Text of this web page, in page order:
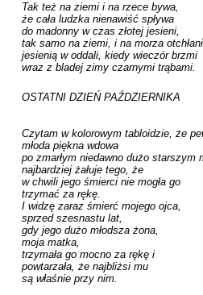
Tak też na ziemi i na rzece bywa,
że cała ludzka nienawiść spływa
do madonny w czas złotej jesieni,
tak samo na ziemi, i na morza
jesienią w oddali, kiedy wieczór brzmi
wraz z bladej zimy czarnymi trąbami.
OSTATNI DZIEŃ PAŹDZIERNIKA
Czytam w kolorowym tabloidzie, że
młoda piękna wdowa
po zmarłym niedawno dużo starszym
najbardziej żałuje tego, że
w chwili jego śmierci nie mogła go
trzymać za rękę.
I widzę zaraz śmierć mojego ojca,
sprzed szesnastu lat,
gdy jego dużo młodsza żona,
moja matka,
trzymała go mocno za rękę i
powtarzała, że najbliżsi mu
są właśnie przy nim.